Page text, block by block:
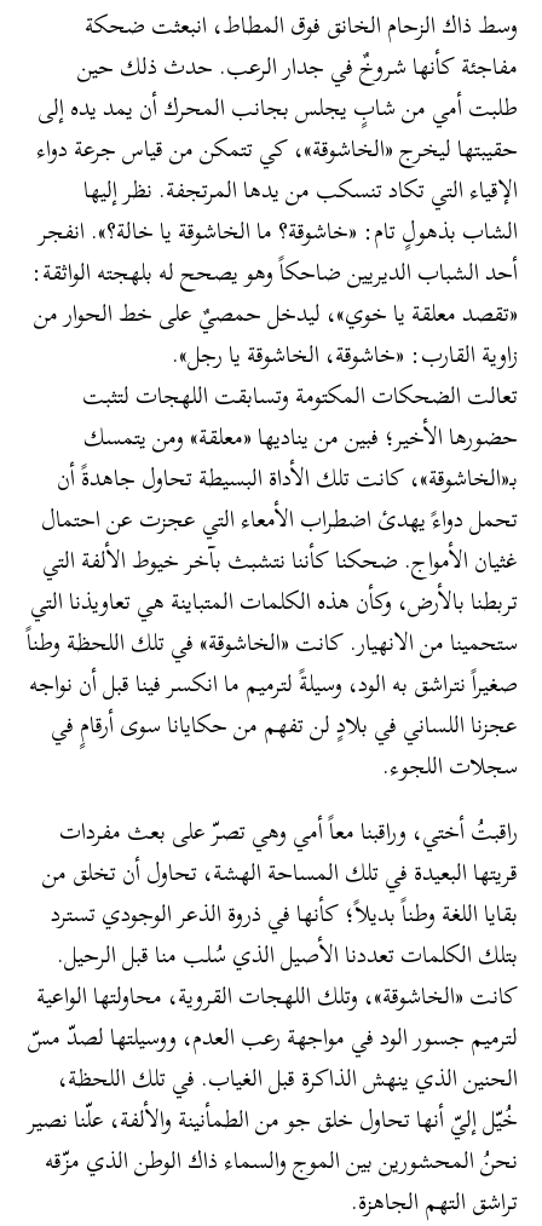
وسط ذاك الزحام الخانق فوق المطاط، انبعثت ضحكة
مفاجئة كأنها شروخٌ في جدار الرعب. حدث ذلك حين
طلبت أمي من شابٍ يجلس بجانب المحرك أن يمد يده إلى
حقيبتها ليخرج «الخاشوقة»، كي تتمكن من قياس جرعة دواء
الإقياء التي تكاد تنسكب من يدها المرتجفة. نظر إليها
الشاب بذهولٍ تام: «خاشوقة؟ ما الخاشوقة يا خالة؟». انفجر
أحد الشباب الديريين ضاحكاً وهو يصحح له بلهجته الواثقة:
«تقصد معلقة يا خوي»، ليدخل حمصيٌ على خط الحوار من
زاوية القارب: «خاشوقة، الخاشوقة يا رجل».
​تعالت الضحكات المكتومة وتسابقت اللهجات لتثبت
حضورها الأخير؛ فبين من يناديها «معلقة» ومن يتمسك
بـ«الخاشوقة»، كانت تلك الأداة البسيطة تحاول جاهدةً أن
تحمل دواءً يهدئ اضطراب الأمعاء التي عجزت عن احتمال
غثيان الأمواج. ضحكنا كأننا نتشبث بآخر خيوط الألفة التي
تربطنا بالأرض، وكأن هذه الكلمات المتباينة هي تعاويذنا التي
ستحمينا من الانهيار. كانت «الخاشوقة» في تلك اللحظة وطناً
صغيراً نتراشق به الود، وسيلةً لترميم ما انكسر فينا قبل أن نواجه
عجزنا اللساني في بلادٍ لن تفهم من حكايانا سوى أرقامٍ في
سجلات اللجوء.
راقبتُ أختي، وراقبنا معاً أمي وهي تصرّ على بعث مفردات
قريتها البعيدة في تلك المساحة الهشة، تحاول أن تخلق من
بقايا اللغة وطناً بديلاً؛ كأنها في ذروة الذعر الوجودي تسترد
بتلك الكلمات تعددنا الأصيل الذي سُلب منا قبل الرحيل.
كانت «الخاشوقة»، وتلك اللهجات القروية، محاولتها الواعية
لترميم جسور الود في مواجهة رعب العدم، ووسيلتها لصدّ مسّ
الحنين الذي ينهش الذاكرة قبل الغياب. في تلك اللحظة،
خُيّل إليّ أنها تحاول خلق جو من الطمأنينة والألفة، علّنا نصير
نحنُ المحشورين بين الموج والسماء ذاك الوطن الذي مزّقه
تراشق التهم الجاهزة.